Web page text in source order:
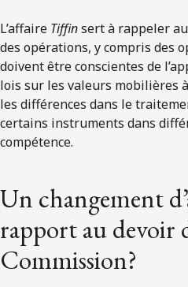
L’affaire Tiffinsert à rappeler
des opérations, y compris des
doivent être conscientes de
lois sur les valeurs mobilières
les différences dans le
certains instruments dans
compétence.
Un changement
rapport au devoir
Commission?